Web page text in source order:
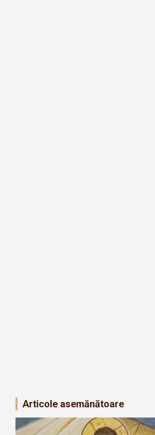
Articole asemănătoare